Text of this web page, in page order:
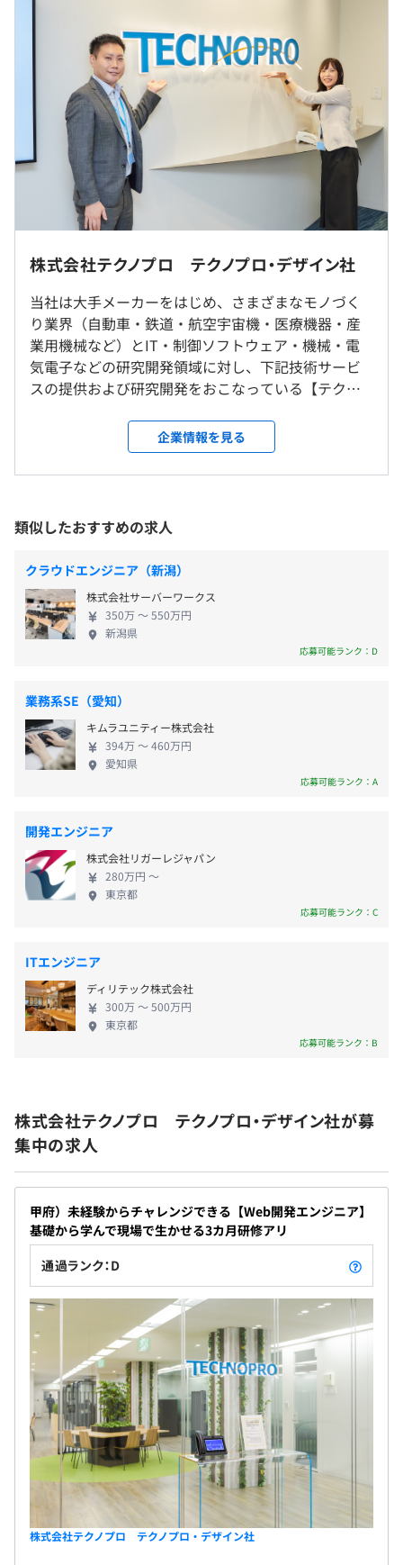
76種類の資格手当も、成長を後押しします。
プロジェクトごとに選択
【テクノプロ・デザイン社で働く魅力】
由とは？〜
◼︎キャリア起点で最適なマッチング
常時1,000件を超えるプロジェクトのなかから、エンジニ
ア一人ひとりの希望や強みに合わせたチーム配属をおこな
っています。
単に空いている案件に人を当てはめるのではなく、「どん
な技術者として成長したいか」というキャリア視点を起点
に配属を決定しています。
を与える役割を担います。
◼︎チーム環境だから、相談・レビューを通じて成長できる
顧客先での業務においても、テクノプロ・デザイン社の社
員がチームとして参画しています。
一人で現場に入り孤立することは少なく、日常的に技術相
談やレビュー、ノウハウ共有がおこなわれる環境です。
領域の異なるプロジェクトに関わることで、どこでも通用
する再現性のある技術力を積み上げていくことができま
す。
度やパパママ育児応援金制度など、ライフステージの変化
にも対応できる環境を整えています。
無理なく働けるからこそ、腰を据えて技術と向き合い、長
期的なキャリア形成が可能です。
◼︎明確な評価制度
評価は、「個人の取り組み」＋「顧客・営業・チームリー
ダーなどからの外部評価」を軸としたコンピテンシー評価
成長に応じて、評価ランク・年収アップを目指すことがで
きます。
〈さらにこんな制度も！〉
▍キャリアデザインアドバイザー制度
専任の社員がメンターとなり、市場価値向上に向けてあな
たをサポートします！
▍自己実現委員会
公募によって選ばれた社員に対し通常の予算や権限を越
え、自己実現をサポートする制度です！
※研修期間中はリモート、修了後にプロジェクト先への配
属となります。
※引越しを伴う転勤の可能性もあります。ただし、希望を
考慮します。（引越費用補助、寮・社宅制度あり）
就業場所の変更範囲
＜雇入時＞
会社の定める場所（テレワークをおこなう場所を含む）
従業員に対する受動喫煙対策：屋内原則禁煙（喫煙室あ
■月給：22.4万〜31万円（固定残業はありません。残業
代は全額支給されます。）
■賞与：5.7か月分（前年実績）
※経験・能力を考慮のうえ、決定します。
想定年収は年収提示額を保証するものではありません）
休憩時間：60分
平均残業時間：想定20時間／月
〈年間休日：122日〉
・完全週休2日制（土日祝※祝日のある週は土曜出勤の場
・慶弔休暇
・育児休業
・介護休業
・入社時休暇（上限5日）
・災害時休暇（年5回、最大5日）
・交通費支給（上限15万円／月）
・寮、社宅制度
・引越費用補助
・慶弔見舞金制度
・パパママ育児応援金制度
・企業主導型ベビーシッター利用者支援制度
・財形貯蓄制度
・社内クラブサークル活動支援
・健康保険組合福利厚生サービス「ベネフィット・ステー
ション」
賞与：年2回
◎別途決算賞与を使用する場合あり
昇給：年1回
社会保険完備（健康保険・厚生年金保険、雇用保険・労災
保険）
無期雇用
2カ月間（期間中、条件の変更はありません）
株式会社テクノプロ テクノプロ・デザイン社
当社は大手メーカーをはじめ、さまざまなモノづく
り業界（自動車・鉄道・航空宇宙機・医療機器・産
業用機械など）とIT・制御ソフトウェア・機械・電
気電子などの研究開発領域に対し、下記技術サービ
スの提供および研究開発をおこなっている【テクノ
ティング ・人工知能（AI）、機械学習などの領域に
おけるデータ分析サービス ・技術サービスソリュー
ション（派遣・構内請負・受託開発（自社開発セン
表する大手メーカーを中心に取引先800社以上と取引
をしており クライアントの技術的な課題解決をおこ
なうのが当社のミッションです。 7000名以上のエン
ジニアが在籍しており抜群の経営基盤を築いていま
す。 ～残業月20時間程度／定着率93.5％／残業代1分
単位支給／賞与年2回+決算賞与～
企業情報を見る
類似したおすすめの求人
クラウドエンジニア（新潟）
株式会社サーバーワークス
350万 〜 550万円
新潟県
応募可能ランク：D
業務系SE（愛知）
キムラユニティー株式会社
394万 〜 460万円
愛知県
応募可能ランク：A
開発エンジニア
株式会社リガーレジャパン
280万円 〜
東京都
応募可能ランク：C
ITエンジニア
ディリテック株式会社
300万 〜 500万円
東京都
応募可能ランク：B
株式会社テクノプロ テクノプロ・デザイン社が募
集中の求人
甲府）未経験からチャレンジできる【Web開発エンジニア】
基礎から学んで現場で生かせる3カ月研修アリ
通過ランク：D
株式会社テクノプロ テクノプロ・デザイン社